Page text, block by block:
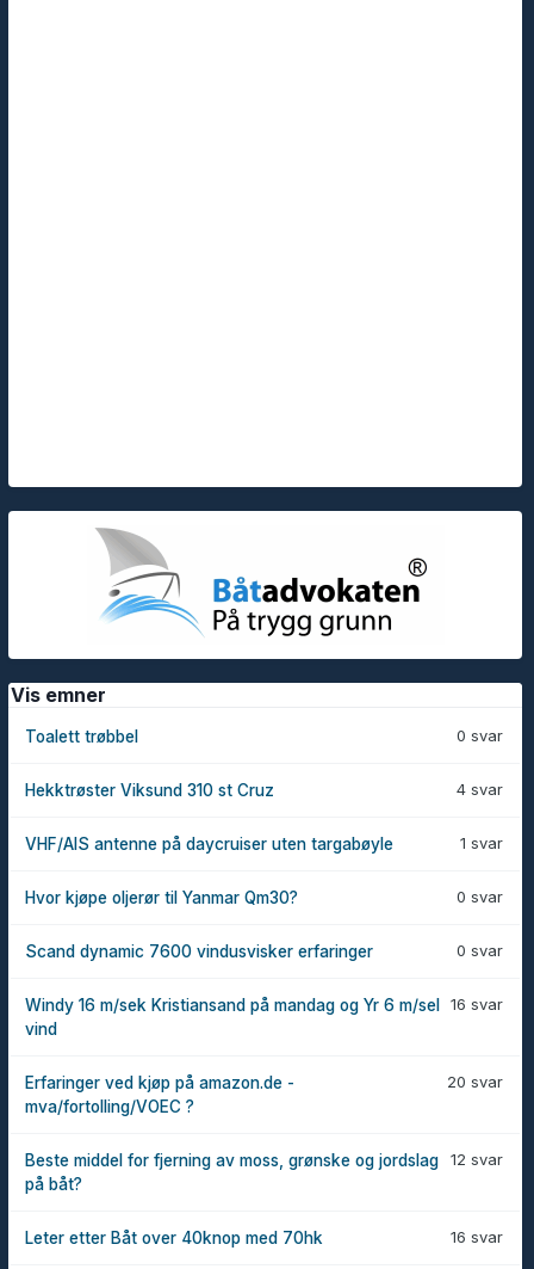
Vis emner
0 svar
Toalett trøbbel
4 svar
Hekktrøster Viksund 310 st Cruz
1 svar
VHF/AIS antenne på daycruiser uten targabøyle
0 svar
Hvor kjøpe oljerør til Yanmar Qm30?
0 svar
Scand dynamic 7600 vindusvisker erfaringer
16 svar
Windy 16 m/sek Kristiansand på mandag og Yr 6 m/sel
vind
20 svar
Erfaringer ved kjøp på amazon.de -
mva/fortolling/VOEC ?
12 svar
Beste middel for fjerning av moss, grønske og jordslag
på båt?
16 svar
Leter etter Båt over 40knop med 70hk